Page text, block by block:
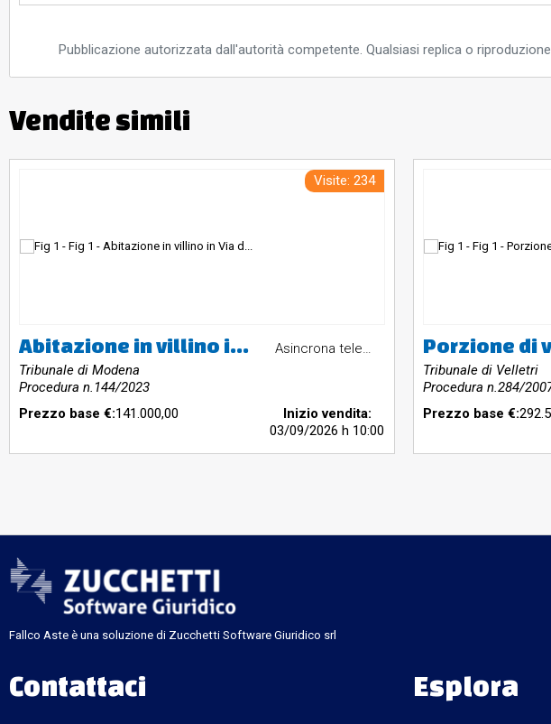
Pubblicazione autorizzata dall'autorità competente. Qualsiasi replica o
Vendite simili
Visite: 234
Abitazione in villino in Via delle Macine n. 26, Bastiglia (MO)
Tribunale di Modena
Procedura n.144/2023
Asincrona telematica
Prezzo base €:141.000,00
Inizio vendita:
03/09/2026 h 10:00
Tribunale di Velletri
Procedura n.284/
Prezzo base €:
Fallco Aste è una soluzione di Zucchetti Software Giuridico srl
Contattaci Esplora